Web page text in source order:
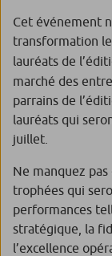
Cet événement
transformation
lauréats de
marché des
parrains de
lauréats qui
juillet.
Ne manquez
trophées qui
performances
stratégique, la
l’excellence